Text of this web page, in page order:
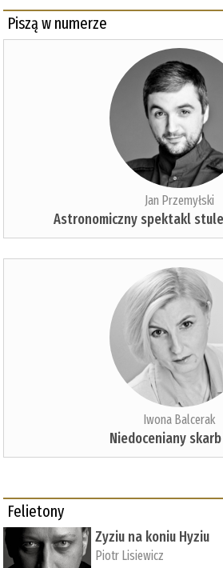
Piszą w numerze
Jan Przemyłski
Astronomiczny spektakl
Iwona Balcerak
Niedoceniany
Felietony
Zyziu na koniu Hyziu
Piotr Lisiewicz